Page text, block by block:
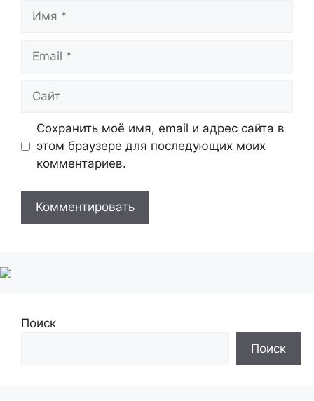
Имя
Email
Сайт
Сохранить моё имя, email и адрес сайта в
этом браузере для последующих моих
комментариев.
Поиск
Поиск